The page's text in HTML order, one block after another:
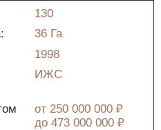
130
36 Га
1998
ИЖС
от 250 000 000 ₽
до 473 000 000 ₽